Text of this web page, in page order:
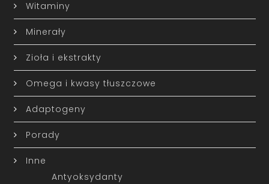
Witaminy
Minerały
Zioła i ekstrakty
Omega i kwasy tłuszczowe
Adaptogeny
Porady
Inne
Antyoksydanty